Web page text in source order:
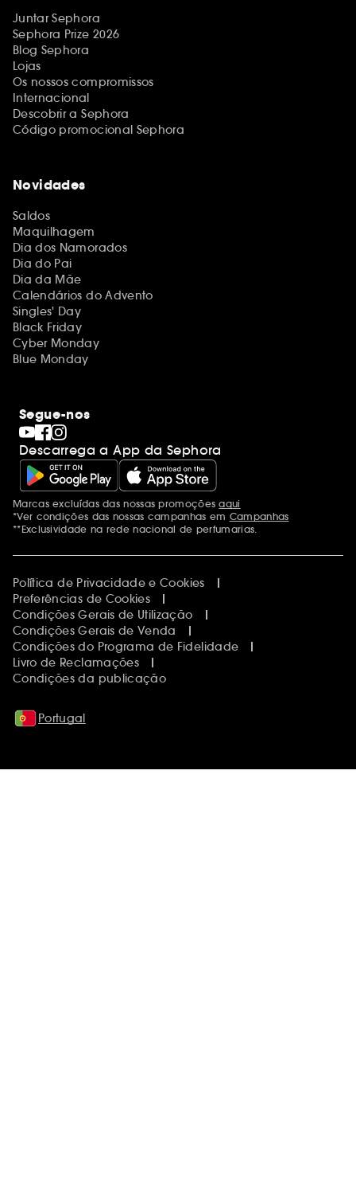
Juntar Sephora
Sephora Prize 2026
Blog Sephora
Lojas
Os nossos compromissos
Internacional
Descobrir a Sephora
Código promocional Sephora
Novidades
Saldos
Maquilhagem
Dia dos Namorados
Dia do Pai
Dia da Mãe
Calendários do Advento
Singles' Day
Black Friday
Cyber Monday
Blue Monday
Segue-nos
Descarrega a App da Sephora
Menções adicionais
Marcas excluídas das nossas promoçõesaqui
*Ver condições das nossas campanhas em Campanhas
**Exclusividade na rede nacional de perfumarias.
Política de Privacidade e Cookies
Preferências de Cookies
Condições Gerais de Utilização
Condições Gerais de Venda
Condições do Programa de Fidelidade
Livro de Reclamações
Condições da publicação
Portugal